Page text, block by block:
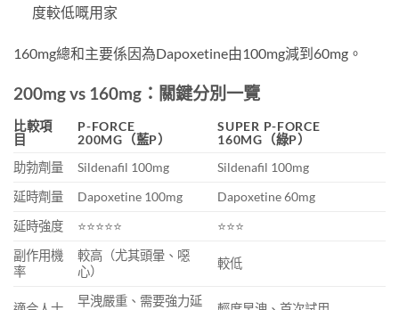
度較低嘅用家
160mg總和主要係因為Dapoxetine由100mg減到60mg。
200mg vs 160mg：關鍵分別一覽
比較項
目
P-FORCE
200MG（藍P）
SUPER P-FORCE
160MG（綠P）
助勃劑量
Sildenafil 100mg
Sildenafil 100mg
延時劑量
Dapoxetine 100mg
Dapoxetine 60mg
延時強度
⭐️⭐️⭐️⭐️⭐️
⭐️⭐️⭐️
副作用機
率
較高（尤其頭暈、噁
心）
較低
早洩嚴重、需要強力延